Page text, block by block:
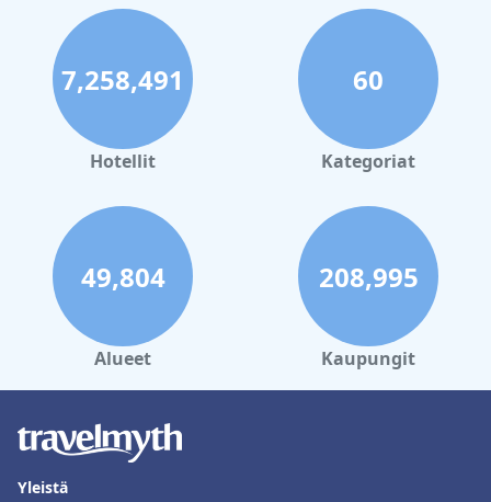
7,258,491
Hotellit
60
Kategoriat
49,804
Alueet
208,995
Kaupungit
Yleistä